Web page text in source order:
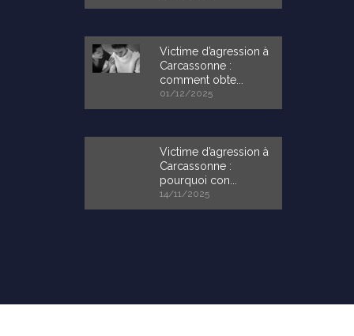
Victime d’agression à
Carcassonne :
comment obte...
01/12/2025
Victime d’agression à
Carcassonne :
pourquoi con...
14/11/2025